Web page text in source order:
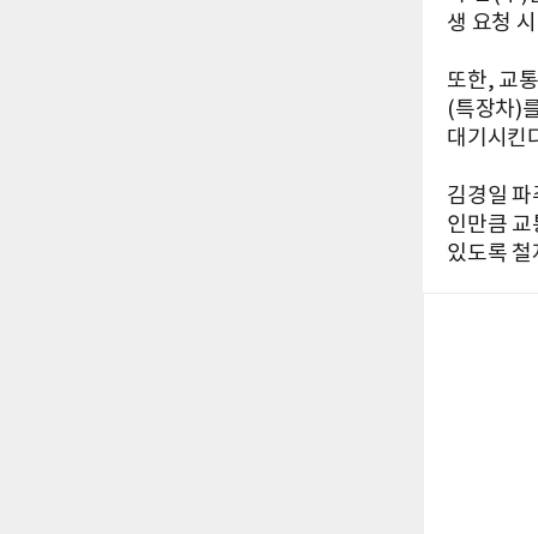
생 요청
또한, 교
(특장차)
대기시킨
김경일
인만큼
있도록